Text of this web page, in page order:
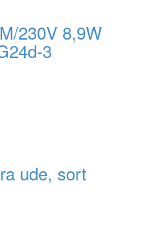
230V 8,9W
3
ude, sort